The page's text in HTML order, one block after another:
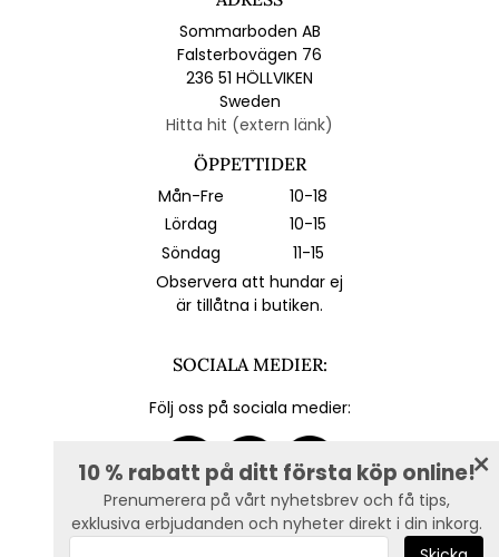
10 % rabatt på ditt första köp online!
Prenumerera på vårt nyhetsbrev och få tips,
exklusiva erbjudanden och nyheter direkt i din inkorg.
Sommarboden AB
Falsterbovägen 76
236 51 HÖLLVIKEN
Sweden
Hitta hit (extern länk)
ÖPPETTIDER
Mån-Fre
10-18
Lördag
10-15
Söndag
11-15
Observera att hundar ej
är tillåtna i butiken.
SOCIALA MEDIER:
Följ oss på sociala medier: